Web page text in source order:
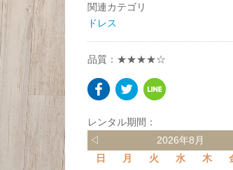
関連カテゴリ
ドレス
品質：★★★★☆
レンタル期間：
◁
2026年8月
日
月 火 水 木